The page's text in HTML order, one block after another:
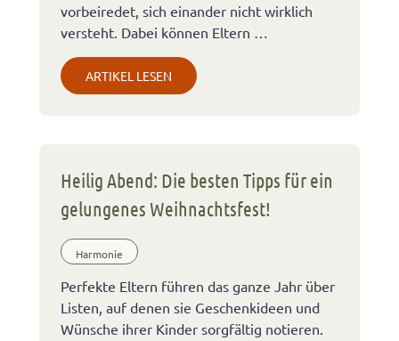
vorbeiredet, sich einander nicht wirklich
versteht. Dabei können Eltern …
ARTIKEL LESEN
Heilig Abend: Die besten Tipps für ein
gelungenes Weihnachtsfest!
Harmonie
Perfekte Eltern führen das ganze Jahr über
Listen, auf denen sie Geschenkideen und
Wünsche ihrer Kinder sorgfältig notieren.